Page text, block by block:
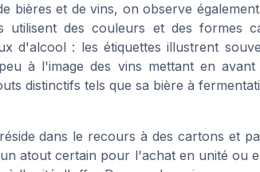
bières et de vins, on observe
utilisent des couleurs et des formes
d'alcool : les étiquettes illustrent
à l'image des vins mettant en
distinctifs tels que sa bière à
dans le recours à des cartons et
atout certain pour l'achat en unité ou